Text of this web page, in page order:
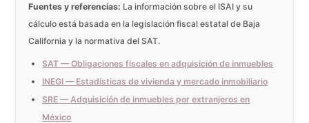
Fuentes y referencias: La información sobre el ISAI y su
cálculo está basada en la legislación fiscal estatal de Baja
California y la normativa del SAT.
SAT — Obligaciones fiscales en adquisición de inmuebles
INEGI — Estadísticas de vivienda y mercado inmobiliario
SRE — Adquisición de inmuebles por extranjeros en
México